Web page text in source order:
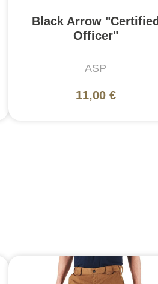
Black Arrow "Certified
Officer"
ASP
11,00 €